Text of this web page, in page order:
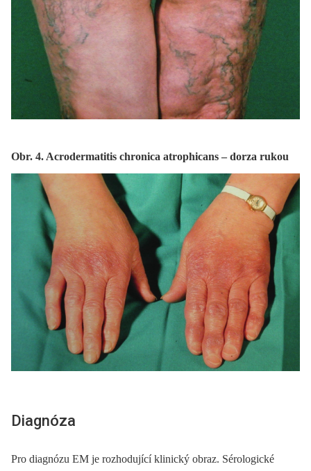
Obr. 4. Acrodermatitis chronica atrophicans – dorza rukou
Diagnóza
Pro diagnózu EM je rozhodující klinický obraz. Sérologické